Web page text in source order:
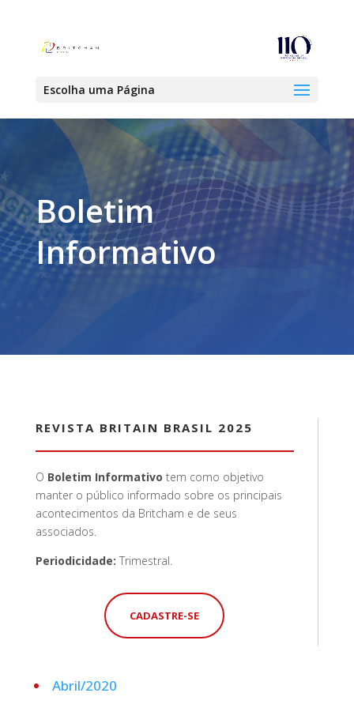
Escolha uma Página
Boletim
Informativo
REVISTA BRITAIN BRASIL 2025
O Boletim Informativo tem como objetivo
manter o público informado sobre os principais
acontecimentos da Britcham e de seus
associados.
Periodicidade: Trimestral.
CADASTRE-SE
Abril/2020